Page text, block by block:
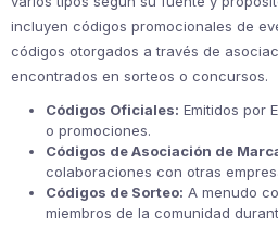
incluyen códigos promocionales de
códigos otorgados a través de
encontrados en sorteos o concursos.
Códigos Oficiales: Emitidos por
o promociones.
Códigos de Asociación de
colaboraciones con otras
Códigos de Sorteo: A menudo
miembros de la comunidad